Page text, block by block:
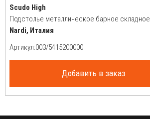
Scudo High
Подстолье металлическое барное складное
Nardi, Италия
Артикул:
Добавить в заказ